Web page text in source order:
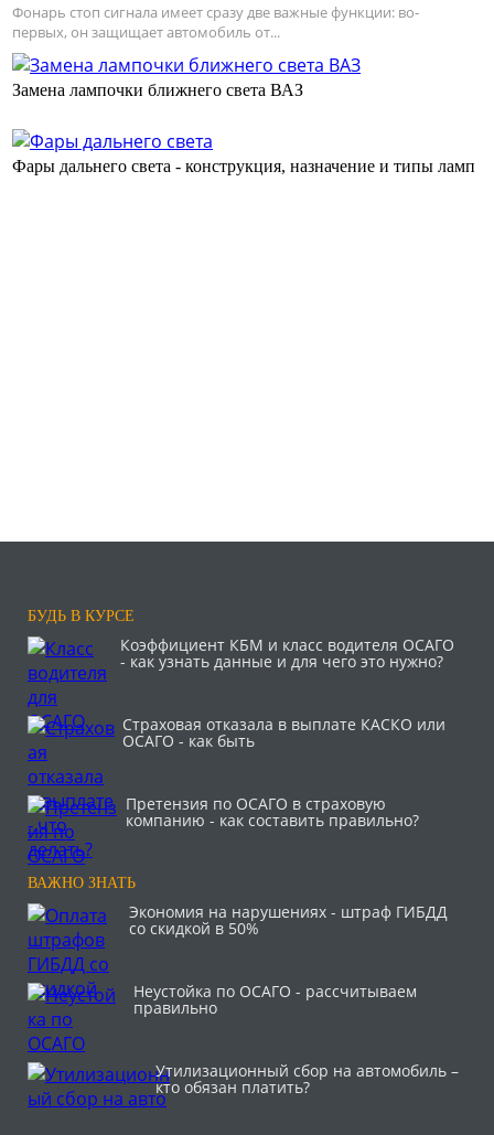
Фонарь стоп сигнала имеет сразу две важные функции: во-
первых, он защищает автомобиль от...
Замена лампочки ближнего света ВАЗ
Фары дальнего света - конструкция, назначение и типы ламп
БУДЬ В КУРСЕ
Коэффициент КБМ и класс водителя ОСАГО
- как узнать данные и для чего это нужно?
Страховая отказала в выплате КАСКО или
ОСАГО - как быть
Претензия по ОСАГО в страховую
компанию - как составить правильно?
ВАЖНО ЗНАТЬ
Экономия на нарушениях - штраф ГИБДД
со скидкой в 50%
Неустойка по ОСАГО - рассчитываем
правильно
Утилизационный сбор на автомобиль –
кто обязан платить?